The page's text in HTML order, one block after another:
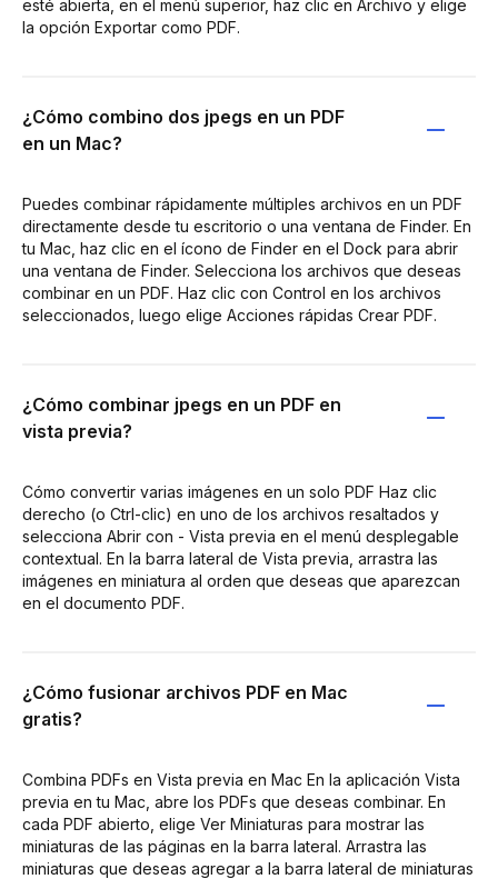
esté abierta, en el menú superior, haz clic en Archivo y elige
la opción Exportar como PDF.
¿Cómo combino dos jpegs en un PDF
en un Mac?
Puedes combinar rápidamente múltiples archivos en un PDF
directamente desde tu escritorio o una ventana de Finder. En
tu Mac, haz clic en el ícono de Finder en el Dock para abrir
una ventana de Finder. Selecciona los archivos que deseas
combinar en un PDF. Haz clic con Control en los archivos
seleccionados, luego elige Acciones rápidas Crear PDF.
¿Cómo combinar jpegs en un PDF en
vista previa?
Cómo convertir varias imágenes en un solo PDF Haz clic
derecho (o Ctrl-clic) en uno de los archivos resaltados y
selecciona Abrir con - Vista previa en el menú desplegable
contextual. En la barra lateral de Vista previa, arrastra las
imágenes en miniatura al orden que deseas que aparezcan
en el documento PDF.
¿Cómo fusionar archivos PDF en Mac
gratis?
Combina PDFs en Vista previa en Mac En la aplicación Vista
previa en tu Mac, abre los PDFs que deseas combinar. En
cada PDF abierto, elige Ver Miniaturas para mostrar las
miniaturas de las páginas en la barra lateral. Arrastra las
miniaturas que deseas agregar a la barra lateral de miniaturas